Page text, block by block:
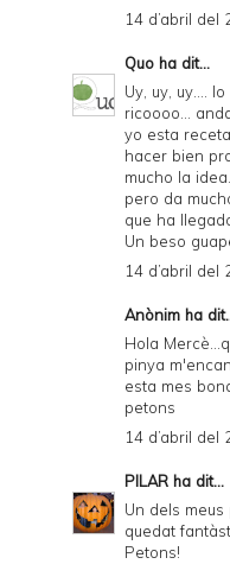
14 d’abril del
Quo ha dit...
Uy, uy, uy....
ricoooo...
yo esta
hacer bien
mucho la
pero da
que ha
Un beso
14 d’abril del
Anònim ha
Hola
pinya
esta mes
petons
14 d’abril del
PILAR ha dit...
Un dels meus
quedat
Petons!